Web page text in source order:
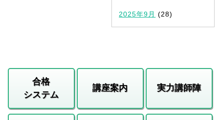
2025年9月 (28)
合格
システム
講座案内 実力講師陣